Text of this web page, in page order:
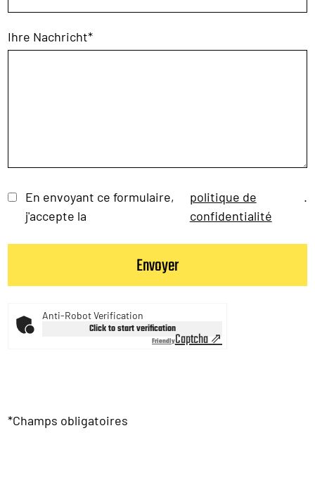
Ihre Nachricht*
En envoyant ce formulaire,
j'accepte la
politique de
confidentialité
.
Anti-Robot Verification
Click to start verification
FriendlyCaptcha ⇗
*Champs obligatoires